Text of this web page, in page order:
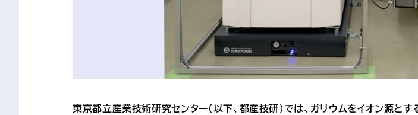
東京都立産業技術研究センター（以下、都産技研）では、ガリウムをイオン源